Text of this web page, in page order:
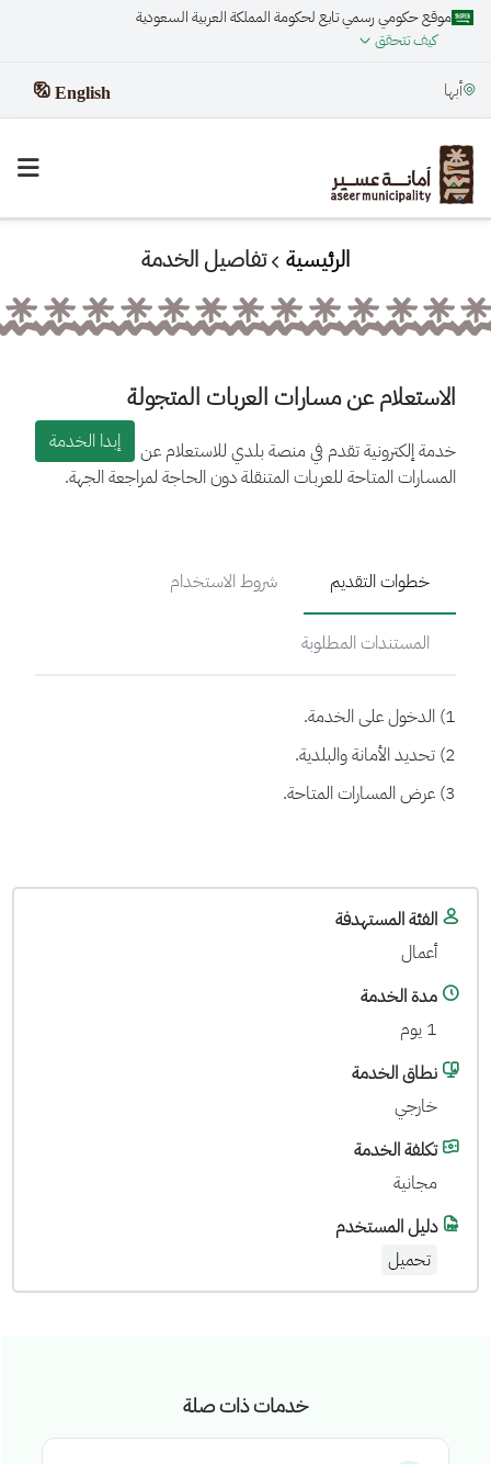
موقع حكومي رسمي تابع لحكومة المملكة العربية السعودية
كيف تتحقق
أبها English
الرئيسية تفاصيل الخدمة
الاستعلام عن مسارات العربات المتجولة
إبدا الخدمة
خدمة إلكترونية تقدم في منصة بلدي للاستعلام عن
المسارات المتاحة للعربات المتنقلة دون الحاجة لمراجعة الجهة.
خطوات التقديم شروط الاستخدام
المستندات المطلوبة
1) الدخول على الخدمة.
2) تحديد الأمانة والبلدية.
3) عرض المسارات المتاحة.
الفئة المستهدفة
أعمال
مدة الخدمة
1 يوم
نطاق الخدمة
خارجي
تكلفة الخدمة
مجانية
دليل المستخدم
تحميل
خدمات ذات صلة